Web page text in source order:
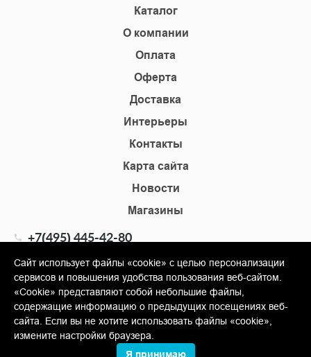
Каталог
О компании
Оплата
Оферта
Доставка
Интерьеры
Контакты
Карта сайта
Новости
Магазины
+7(495) 445-42-80
info@shopkm.ru
© Copyright 2013-2026 KERAMA MARAZZI, ООО «Гамма
Керамика»
Сайт использует файлы «cookie» с целью персонализации
сервисов и повышения удобства пользования веб-сайтом.
«Cookie» представляют собой небольшие файлы,
содержащие информацию о предыдущих посещениях веб-
сайта. Если вы не хотите использовать файлы «cookie»,
измените настройки браузера.
Я принимаю